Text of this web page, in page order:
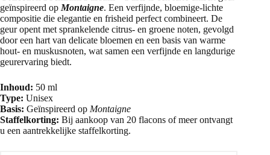
geïnspireerd op Montaigne. Een verfijnde, bloemige-lichte
compositie die elegantie en frisheid perfect combineert. De
geur opent met sprankelende citrus- en groene noten, gevolgd
door een hart van delicate bloemen en een basis van warme
hout- en muskusnoten, wat samen een verfijnde en langdurige
geurervaring biedt.
Inhoud: 50 ml
Type: Unisex
Basis: Geïnspireerd op Montaigne
Staffelkorting: Bij aankoop van 20 flacons of meer ontvangt
u een aantrekkelijke staffelkorting.